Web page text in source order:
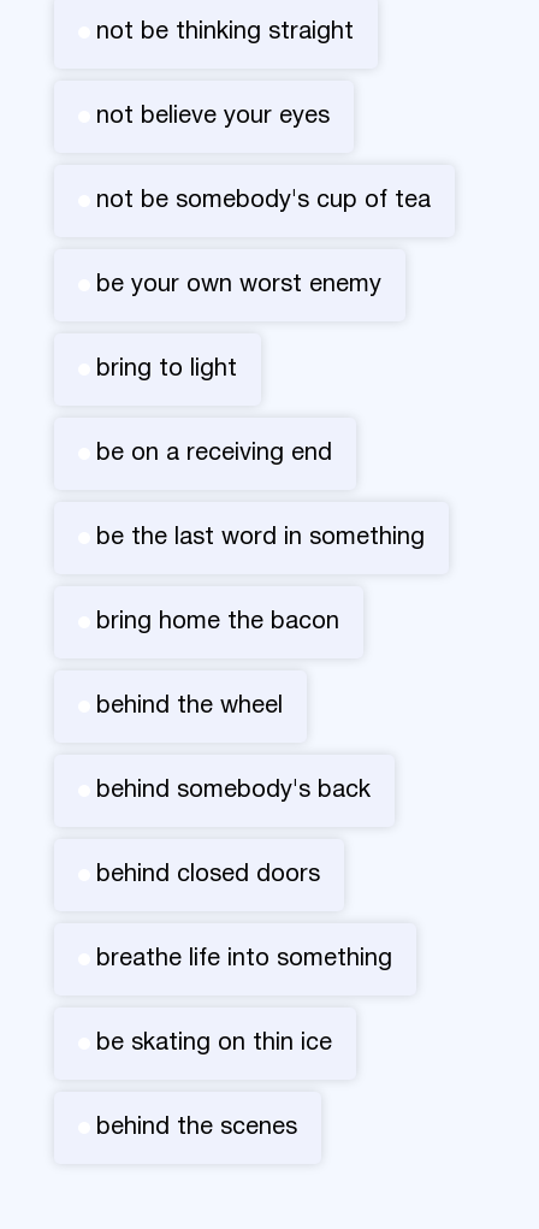
not be thinking straight
not believe your eyes
not be somebody's cup of tea
be your own worst enemy
bring to light
be on a receiving end
be the last word in something
bring home the bacon
behind the wheel
behind somebody's back
behind closed doors
breathe life into something
be skating on thin ice
behind the scenes